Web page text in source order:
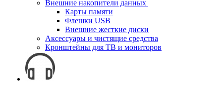
Внешние накопители данных
Карты памяти
Флешки USB
Внешние жесткие диски
Аксессуары и чистящие средства
Кронштейны для ТВ и мониторов